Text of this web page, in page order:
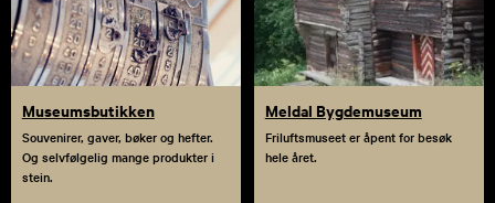
Museumsbutikken
Souvenirer, gaver, bøker og hefter.
Og selvfølgelig mange produkter i
stein.
Meldal Bygdemuseum
Friluftsmuseet er åpent for besøk
hele året.